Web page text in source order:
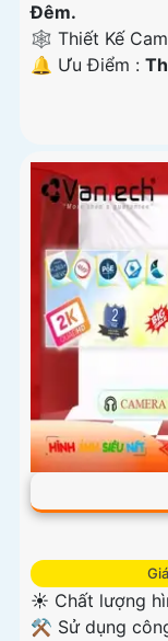
Đêm.
🕸️ Thiết Kế
️🔔 Ưu Điểm :
☀️ Chất lượng
⚒ Sử dụng